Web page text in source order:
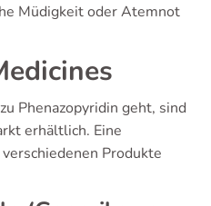
Müdigkeit oder Atemnot
Phenazopyridin geht, sind
erhältlich. Eine
Produkte